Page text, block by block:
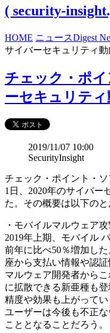
( security-
HOME ニュースDigest
サイバーセキュリティ
チェック・ポ
ーセキュリテ
2019/11/07 10:00
SecurityInsight
チェック・ポイント・
1日、2020年のサイバー
た。その概要は以下のと
・モバイルマルウェア
2019年上期、モバイル
前年に比べ50％増加し
座から支払い情報や認
マルウェア開発者から
に拡散できる新亜種も
精度や効果も上がって
ユーザーは今後も不正
こととなることだろう。